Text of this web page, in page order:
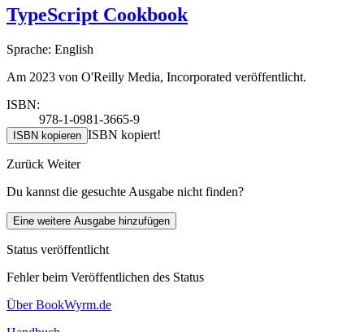
TypeScript Cookbook
Sprache: English
Am 2023 von O'Reilly Media, Incorporated veröffentlicht.
ISBN:
978-1-0981-3665-9
ISBN kopieren ISBN kopiert!
Zurück Weiter
Du kannst die gesuchte Ausgabe nicht finden?
Eine weitere Ausgabe hinzufügen
Status veröffentlicht
Fehler beim Veröffentlichen des Status
Über BookWyrm.de